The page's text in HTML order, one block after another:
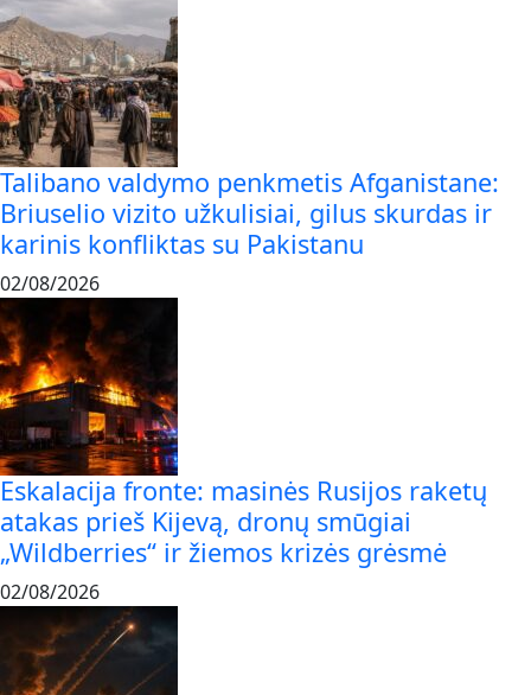
Talibano valdymo penkmetis Afganistane:
Briuselio vizito užkulisiai, gilus skurdas ir
karinis konfliktas su Pakistanu
02/08/2026
Eskalacija fronte: masinės Rusijos raketų
atakas prieš Kijevą, dronų smūgiai
„Wildberries“ ir žiemos krizės grėsmė
02/08/2026